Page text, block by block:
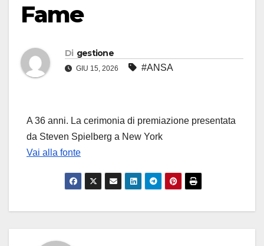
Fame
Di gestione
GIU 15, 2026 #ANSA
A 36 anni. La cerimonia di premiazione presentata
da Steven Spielberg a New York
Vai alla fonte